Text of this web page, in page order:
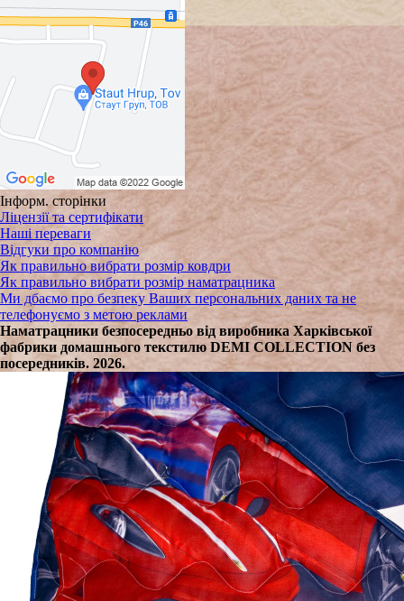
Інформ. сторінки
Ліцензії та сертифікати
Наші переваги
Відгуки про компанію
Як правильно вибрати розмір ковдри
Як правильно вибрати розмір наматрацника
Ми дбаємо про безпеку Ваших персональних даних та не
телефонуємо з метою реклами
Наматрацники безпосередньо від виробника Харківської
фабрики домашнього текстилю DEMI COLLECTION без
посередників. 2026.